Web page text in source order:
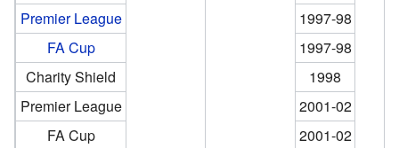
Premier League
1997-98
FA Cup
1997-98
Charity Shield
1998
Premier League
2001-02
FA Cup
2001-02